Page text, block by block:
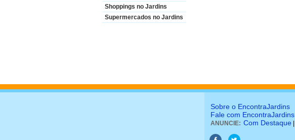
Shoppings no Jardins
Supermercados no Jardins
Sobre o EncontraJardins
Fale com EncontraJardins
ANUNCIE: Com Destaque